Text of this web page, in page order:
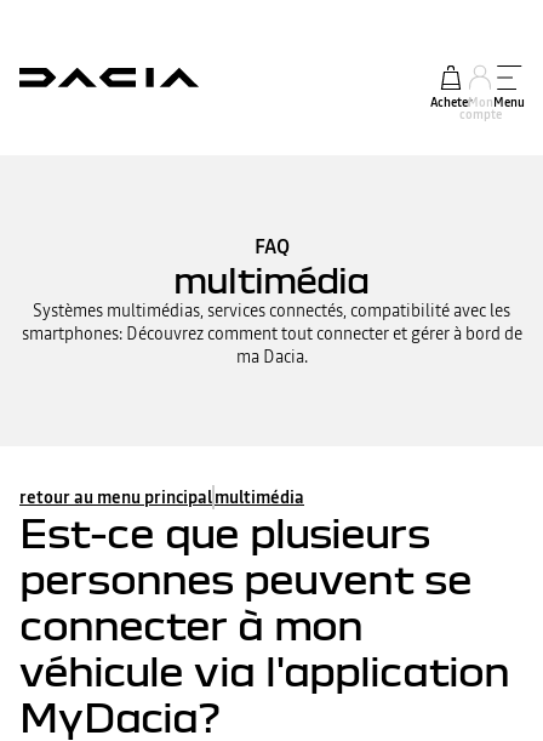
AcheterMon
compte
Menu
FAQ
multimédia
Systèmes multimédias, services connectés, compatibilité avec les
smartphones: Découvrez comment tout connecter et gérer à bord de
ma Dacia.
retour au menu principalmultimédia
Est-ce que plusieurs
personnes peuvent se
connecter à mon
véhicule via l'application
MyDacia?